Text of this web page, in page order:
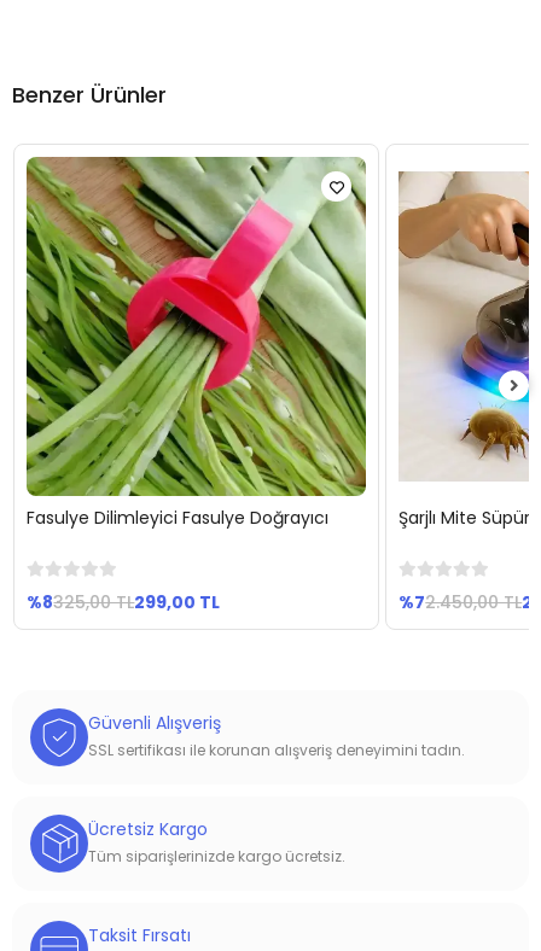
Benzer Ürünler
Sepete Ekle
Fasulye Dilimleyici Fasulye Doğrayıcı
%8325,00 TL299,00 TL
Şarjlı Mite
%72.450,00 TL
Güvenli Alışveriş
SSL sertifikası ile korunan alışveriş deneyimini tadın.
Ücretsiz Kargo
Tüm siparişlerinizde kargo ücretsiz.
Taksit Fırsatı